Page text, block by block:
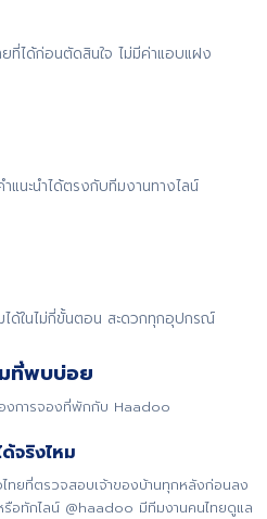
ยที่ได้ก่อนตัดสินใจ ไม่มีค่าแอบแฝง
นะนำได้ตรงกับทีมงานทางไลน์
ได้ในไม่กี่ขั้นตอน สะดวกทุกอุปกรณ์
ที่พบบ่อย
งการจองที่พักกับ Haadoo
จริงไหม
ยที่ตรวจสอบเจ้าของบ้านทุกหลังก่อนลง
อทักไลน์ @haadoo มีทีมงานคนไทยดูแล